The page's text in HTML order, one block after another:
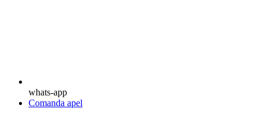
whats-app
Comanda apel